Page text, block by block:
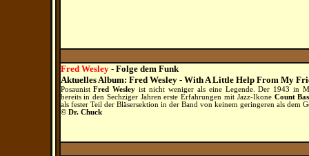
Fred Wesley- Folge dem Funk
Aktuelles Album: Fred Wesley - With A Little Help From My
PosaunistFred Wesley ist nicht weniger als eine Legende. Der 1943 in
bereits in den Sechziger Jahren erste Erfahrungen mit Jazz-Ikone Count
als fester Teil der Bläsersektion in der Band von keinem geringeren als dem
© Dr. Chuck